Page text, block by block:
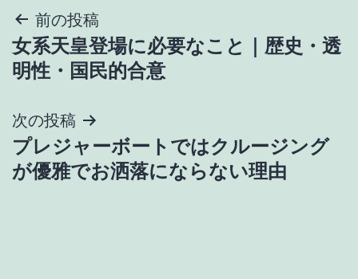
投
稿
ビ
ゲ
前の投稿
女系天皇登場に必要なこと｜歴史・透
明性・国民的合意
次の投稿
プレジャーボートではクルージング
が優雅でお洒落にならない理由